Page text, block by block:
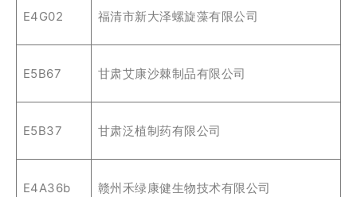
E4G02 福清市新大泽螺旋藻有限公司
E5B67 甘肃艾康沙棘制品有限公司
E5B37 甘肃泛植制药有限公司
E4A36b 赣州禾绿康健生物技术有限公司